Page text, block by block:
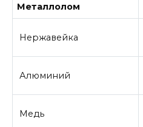
Металлолом
Нержавейка
Алюминий
Медь